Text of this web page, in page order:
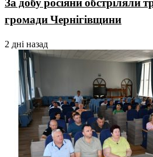
громади Чернігівщини
2 дні назад